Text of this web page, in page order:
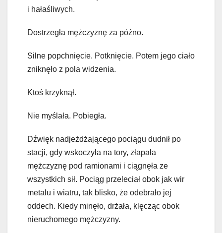
i hałaśliwych.
Dostrzegła mężczyznę za późno.
Silne popchnięcie. Potknięcie. Potem jego ciało
zniknęło z pola widzenia.
Ktoś krzyknął.
Nie myślała. Pobiegła.
Dźwięk nadjeżdżającego pociągu dudnił po
stacji, gdy wskoczyła na tory, złapała
mężczyznę pod ramionami i ciągnęła ze
wszystkich sił. Pociąg przeleciał obok jak wir
metalu i wiatru, tak blisko, że odebrało jej
oddech. Kiedy minęło, drżała, klęcząc obok
nieruchomego mężczyzny.